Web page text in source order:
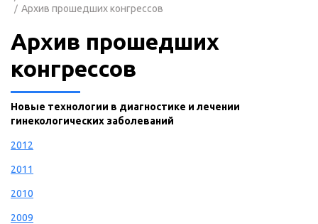
Архив прошедших конгрессов
Архив прошедших
конгрессов
Новые технологии в диагностике и лечении
гинекологических заболеваний
2012
2011
2010
2009